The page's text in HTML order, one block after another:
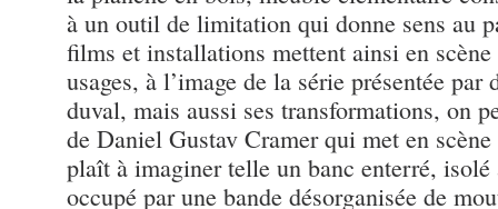
à un outil de limitation qui donne sens au
films et installations mettent ainsi en scène
usages, à l’image de la série présentée
duval, mais aussi ses transformations, on
de Daniel Gustav Cramer qui met en
plaît à imaginer telle un banc enterré, isolé
occupé par une bande désorganisée de